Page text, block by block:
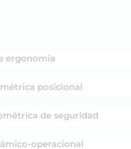
ergonomía
posicional
de seguridad
operacional